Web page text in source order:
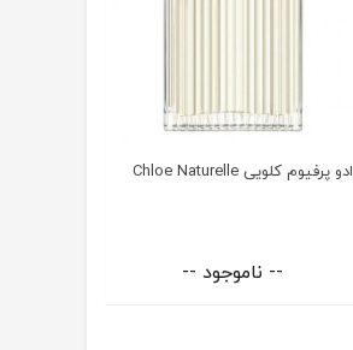
ادو پرفیوم کلویی Chloe Naturelle
-- ناموجود --